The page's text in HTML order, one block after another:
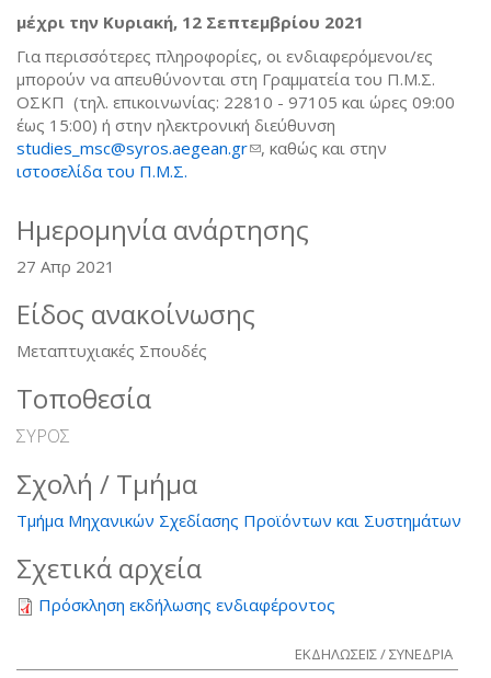
μέχρι την Κυριακή, 12 Σεπτεμβρίου 2021
Για περισσότερες πληροφορίες, οι ενδιαφερόμενοι/ες
μπορούν να απευθύνονται στη Γραμματεία του Π.Μ.Σ.
OΣKΠ (τηλ. επικοινωνίας: 22810 - 97105 και ώρες 09:00
έως 15:00) ή στην ηλεκτρονική διεύθυνση
studies_msc@syros.aegean.gr(link sends e-mail)
, καθώς και στην
ιστοσελίδα του Π.Μ.Σ.
Ημερομηνία ανάρτησης
27 Απρ 2021
Είδος ανακοίνωσης
Μεταπτυχιακές Σπουδές
Τοποθεσία
ΣΥΡΟΣ
Σχολή / Τμήμα
Τμήμα Μηχανικών Σχεδίασης Προϊόντων και Συστημάτων
Σχετικά αρχεία
Πρόσκληση εκδήλωσης ενδιαφέροντος
ΕΚΔΗΛΩΣΕΙΣ / ΣΥΝΕΔΡΙΑ